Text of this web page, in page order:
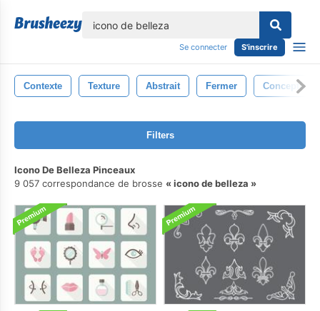
Se connecter S'inscrire
Contexte Texture Abstrait Fermer Conception
Filters
Icono De Belleza Pinceaux
9 057 correspondance de brosse
icono de belleza